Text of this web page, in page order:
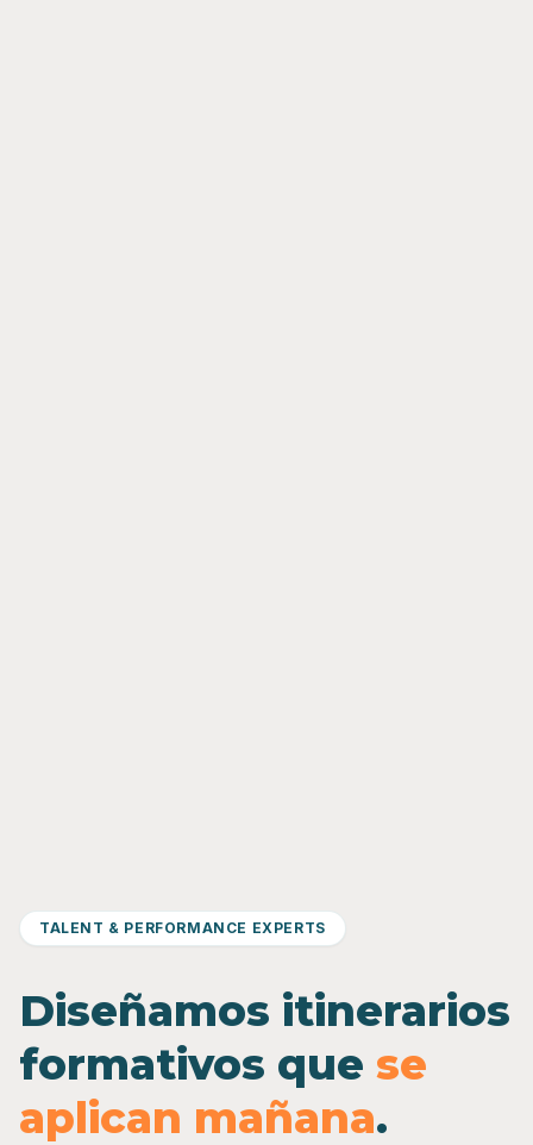
TALENT & PERFORMANCE EXPERTS
Diseñamos itinerarios
formativos que se
aplican mañana.